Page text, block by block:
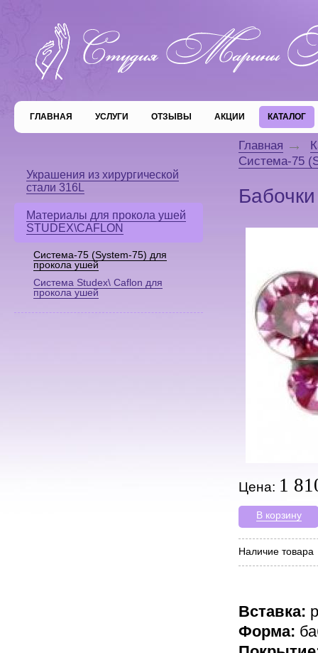
ГЛАВНАЯ УСЛУГИ ОТЗЫВЫ АКЦИИ КАТАЛОГ
Украшения из хирургической
стали 316L
Материалы для прокола ушей
STUDEX\CAFLON
Система-75 (System-75) для
прокола ушей
Система Studex\ Caflon для
прокола ушей
Главная
Система-75
Цена: 1
В корзину
Наличие товара
Вставка:
Форма: